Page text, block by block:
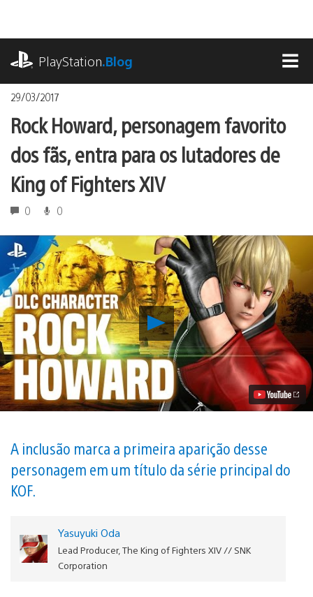
o
conteúdoPlayStation.Blog
29/03/2017
Rock Howard, personagem favorito
dos fãs, entra para os lutadores de
King of Fighters XIV
0 0
Reproduzir
Rock
Howard,
personagem
favorito
dos
fãs,
entra
lutadores
de
King
A inclusão marca a primeira aparição desse
personagem em um título da série principal do
KOF.
Yasuyuki Oda
Lead Producer, The King of Fighters XIV // SNK
Corporation